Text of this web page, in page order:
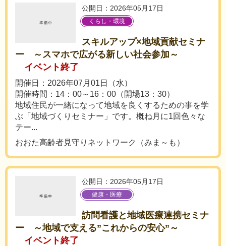
公開日：2026年05月17日
くらし・環境
スキルアップ×地域貢献セミナ
ー ～スマホで広がる新しい社会参加～
イベント終了
開催日：2026年07月01日（水）
開催時間：14：00～16：00（開場13：30）
地域住民が一緒になって地域を良くするための事を学
ぶ「地域づくりセミナー」です。概ね月に1回色々な
テー...
おおた高齢者見守りネットワーク（みま～も）
公開日：2026年05月17日
健康・医療
訪問看護と地域医療連携セミナ
ー ～地域で支える”これからの安心”～
イベント終了